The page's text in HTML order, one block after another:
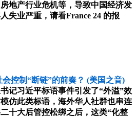
地产行业危机等，导致中国经济发
失业严重，请看France 24 的报
控制“断链”的前奏？ (美国之音)
记习近平标语事件引发了“外溢”效
仿此类标语，海外华人社群也串连
十大后管控松绑之后，这类“化整